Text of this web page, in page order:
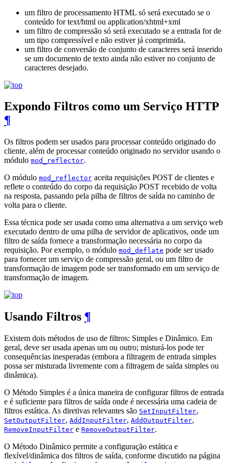
um filtro de processamento HTML só será executado se o
conteúdo for text/html ou application/xhtml+xml
um filtro de compressão só será executado se a entrada for de
um tipo compressível e não estiver já comprimida.
um filtro de conversão de conjunto de caracteres será inserido
se um documento de texto ainda não estiver no conjunto de
caracteres desejado.
Expondo Filtros como um Serviço HTTP
¶
Os filtros podem ser usados ​​para processar conteúdo originado do
cliente, além de processar conteúdo originado no servidor usando o
módulo mod_reflector.
O módulo mod_reflector aceita requisições POST de clientes e
reflete o conteúdo do corpo da requisição POST recebido de volta
na resposta, passando pela pilha de filtros de saída no caminho de
volta para o cliente.
Essa técnica pode ser usada como uma alternativa a um serviço web
executado dentro de uma pilha de servidor de aplicativos, onde um
filtro de saída fornece a transformação necessária no corpo da
requisição. Por exemplo, o módulo mod_deflate pode ser usado
para fornecer um serviço de compressão geral, ou um filtro de
transformação de imagem pode ser transformado em um serviço de
transformação de imagem.
Usando Filtros ¶
Existem dois métodos de uso de filtros: Simples e Dinâmico. Em
geral, deve ser usada apenas um ou outro; misturá-los pode ter
consequências inesperadas (embora a filtragem de entrada simples
possa ser misturada livremente com a filtragem de saída simples ou
dinâmica).
O Método Simples é a única maneira de configurar filtros de entrada
e é suficiente para filtros de saída onde é necessária uma cadeia de
filtros estática. As diretivas relevantes são SetInputFilter,
SetOutputFilter, AddInputFilter, AddOutputFilter,
RemoveInputFilter e RemoveOutputFilter.
O Método Dinâmico permite a configuração estática e
flexível/dinâmica dos filtros de saída, conforme discutido na página